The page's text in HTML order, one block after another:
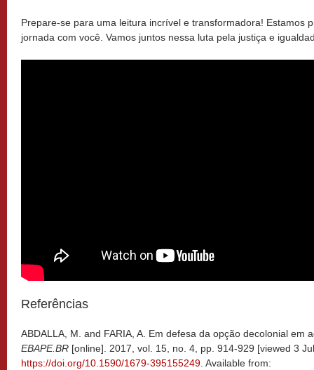
Prepare-se para uma leitura incrível e transformadora! Estamos
jornada com você. Vamos juntos nessa luta pela justiça e
Referências
ABDALLA, M. and FARIA, A. Em defesa da opção decolonial em
EBAPE.BR [online]. 2017, vol. 15, no. 4, pp. 914-929 [viewed 3
https://doi.org/10.1590/1679-395155249. Available from: